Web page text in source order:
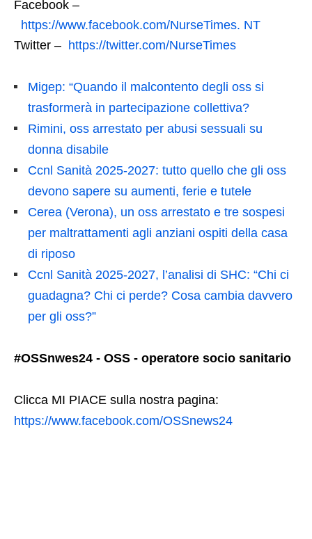
Facebook –
https://www.facebook.com/NurseTimes. NT
Twitter – https://twitter.com/NurseTimes
Migep: “Quando il malcontento degli oss si
trasformerà in partecipazione collettiva?
Rimini, oss arrestato per abusi sessuali su
donna disabile
Ccnl Sanità 2025-2027: tutto quello che gli oss
devono sapere su aumenti, ferie e tutele
Cerea (Verona), un oss arrestato e tre sospesi
per maltrattamenti agli anziani ospiti della casa
di riposo
Ccnl Sanità 2025-2027, l’analisi di SHC: “Chi ci
guadagna? Chi ci perde? Cosa cambia davvero
per gli oss?”
#OSSnwes24 - OSS - operatore socio sanitario
Clicca MI PIACE sulla nostra pagina:
https://www.facebook.com/OSSnews24